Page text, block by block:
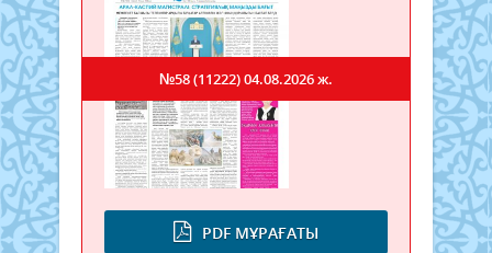
PDF МҰРАҒАТЫ
№58 (11222)04.08.2026 ж.